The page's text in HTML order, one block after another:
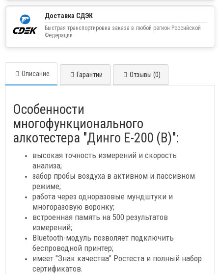
Доставка СДЭК
Быстрая транспортировка заказа в любой регион Российской
Федерации
Описание Гарантии Отзывы (0)
Особенности
многофункционального
алкотестера "Динго Е-200 (В)":
высокая точность измерений и скорость
анализа;
забор пробы воздуха в активном и пассивном
режиме;
работа через одноразовые мундштуки и
многоразовую воронку;
встроенная память на 500 результатов
измерений;
Bluetooth-модуль позволяет подключить
беспроводной принтер;
имеет "Знак качества" Ростеста и полный набор
сертификатов.